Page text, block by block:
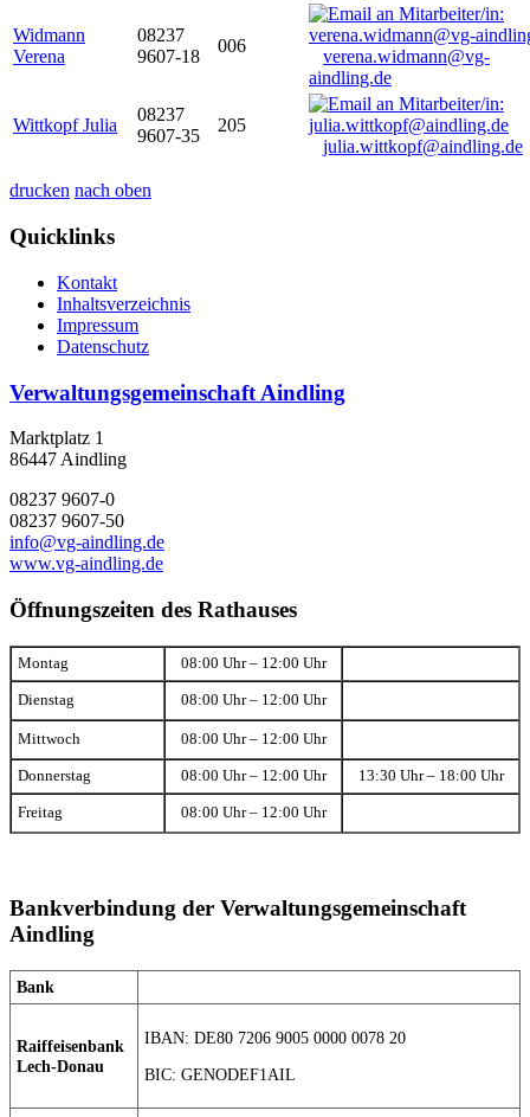
Widmann
Verena
08237
9607-18
006
verena.widmann@vg-
aindling.de
Wittkopf Julia
08237
9607-35
205
julia.wittkopf@aindling.de
drucken nach oben
Quicklinks
Kontakt
Inhaltsverzeichnis
Impressum
Datenschutz
Verwaltungsgemeinschaft Aindling
Marktplatz 1
86447 Aindling
08237 9607-0
08237 9607-50
info@vg-aindling.de
www.vg-aindling.de
Öffnungszeiten des Rathauses
Montag 08:00 Uhr – 12:00 Uhr
Dienstag 08:00 Uhr – 12:00 Uhr
Mittwoch 08:00 Uhr – 12:00 Uhr
Donnerstag 08:00 Uhr – 12:00 Uhr 13:30 Uhr – 18:00 Uhr
Freitag 08:00 Uhr – 12:00 Uhr
Bankverbindung der Verwaltungsgemeinschaft
Aindling
Bank
Raiffeisenbank
Lech-Donau
IBAN: DE80 7206 9005 0000 0078 20
BIC: GENODEF1AIL